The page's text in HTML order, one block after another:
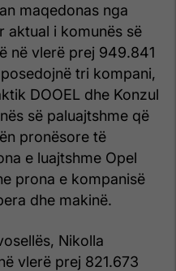
maqedonas nga
aktual i komunës së
në vlerë prej 949.841
tri kompani,
DOOEL dhe Konzul
së paluajtshme që
pronësore të
e luajtshme Opel
prona e kompanisë
dhe makinë.
Nikolla
vlerë prej 821.673